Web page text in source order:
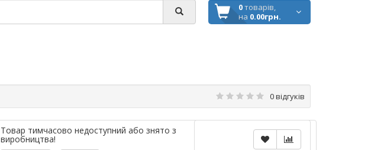
0товарів,
на 0.00грн.
0 відгуків
Товар тимчасово недоступний або знято з
виробництва!